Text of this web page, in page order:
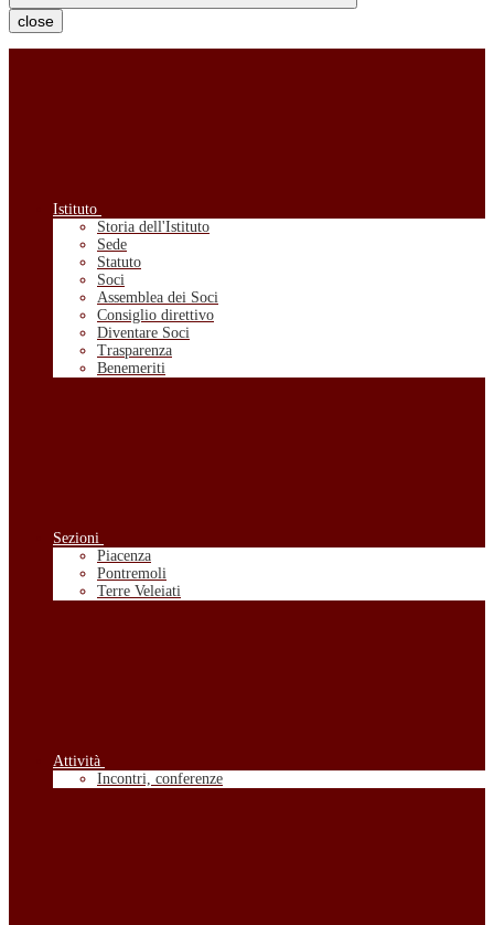
close
Istituto
Storia dell'Istituto
Sede
Statuto
Soci
Assemblea dei Soci
Consiglio direttivo
Diventare Soci
Trasparenza
Benemeriti
Sezioni
Piacenza
Pontremoli
Terre Veleiati
Attività
Incontri, conferenze